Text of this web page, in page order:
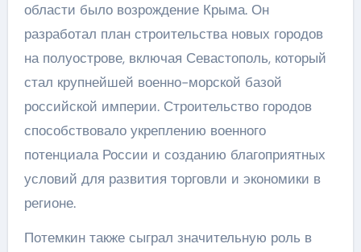
области было возрождение Крыма. Он
разработал план строительства новых городов
на полуострове, включая Севастополь, который
стал крупнейшей военно-морской базой
российской империи. Строительство городов
способствовало укреплению военного
потенциала России и созданию благоприятных
условий для развития торговли и экономики в
регионе.
Потемкин также сыграл значительную роль в